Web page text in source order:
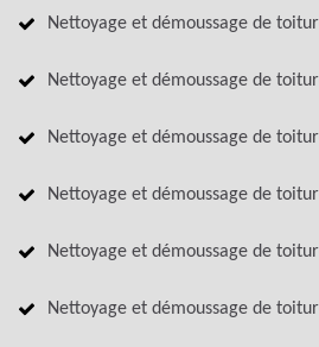
Nettoyage et démoussage de
Nettoyage et démoussage de
Nettoyage et démoussage de
Nettoyage et démoussage de
Nettoyage et démoussage de
Nettoyage et démoussage de